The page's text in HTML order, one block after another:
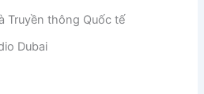
Truyền thông Quốc tế
Dubai